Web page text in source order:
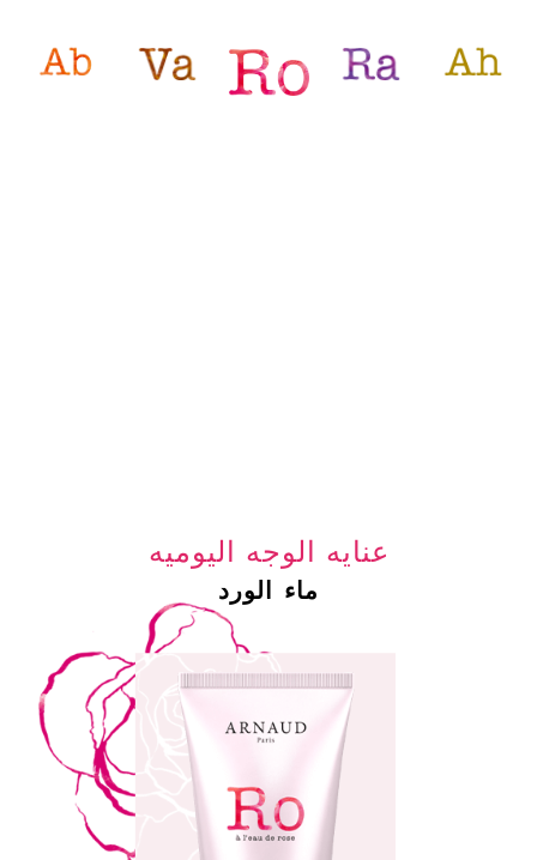
عنايه الوجه اليوميه
ماء الورد